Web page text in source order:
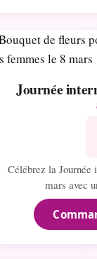
Journée
Célébrez la Journée
mars avec